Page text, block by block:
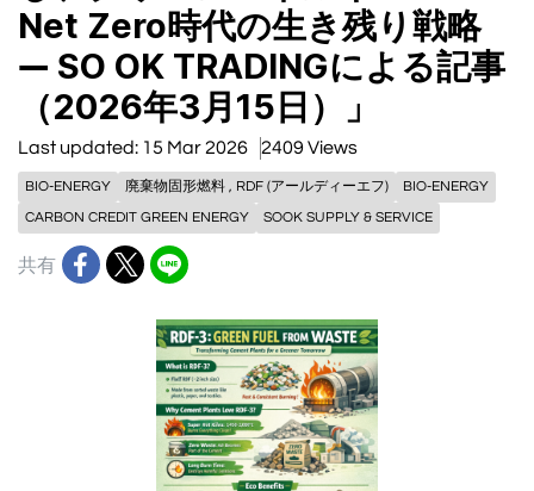
Net Zero時代の生き残り戦略
― SO OK TRADINGによる記事
（2026年3月15日）」
Last updated: 15 Mar 2026 2409 Views
BIO-ENERGY 廃棄物固形燃料 , RDF (アールディーエフ)
BIO-ENERGY
CARBON CREDIT GREEN ENERGY
SOOK SUPPLY & SERVICE
共有